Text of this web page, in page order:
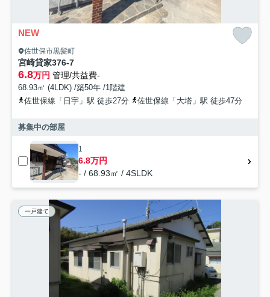
NEW
佐世保市黒髪町
宮崎貸家376-7
6.8万円 管理/共益費-
68.93㎡ (4LDK) /築50年 /1階建
佐世保線「日宇」駅 徒歩27分
佐世保線「大塔」駅 徒歩47分
募集中の部屋
1
6.8万円
- / 68.93㎡ / 4SLDK
一戸建て